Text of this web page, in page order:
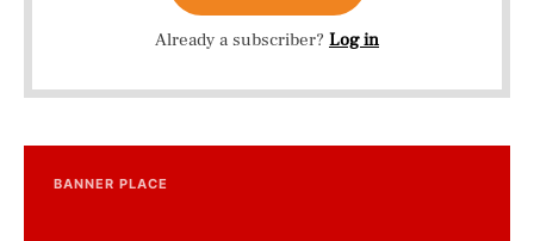
Already a subscriber? Log in
BANNER PLACE